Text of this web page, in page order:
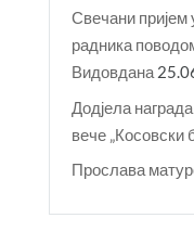
Свечани пријем
радника
Видовдана
Додјела
вече „Косовски
Прослава